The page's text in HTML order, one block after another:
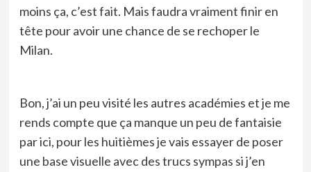
moins ça, c’est fait. Mais faudra vraiment finir en
tête pour avoir une chance de se rechoper le
Milan.
Bon, j’ai un peu visité les autres académies et je me
rends compte que ça manque un peu de fantaisie
par ici, pour les huitièmes je vais essayer de poser
une base visuelle avec des trucs sympas si j’en